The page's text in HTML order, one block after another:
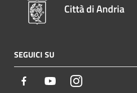
Città di Andria
SEGUICI SU
Facebook YoutubeInstagram